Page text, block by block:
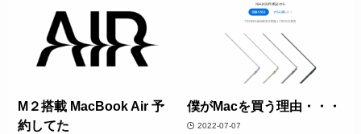
M２搭載 MacBook Air 予
約してた
僕がMacを買う理由・・・
2022-07-07